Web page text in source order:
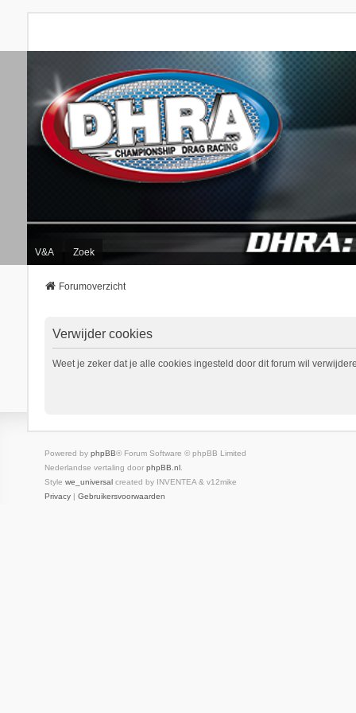
V&A Zoek
Forumoverzicht
Verwijder cookies
Weet je zeker dat je alle cookies ingesteld door dit forum wil
Powered by phpBB® Forum Software © phpBB Limited
Nederlandse vertaling door phpBB.nl.
Style we_universalcreated by INVENTEA & v12mike
Privacy| Gebruikersvoorwaarden